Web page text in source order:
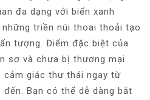
đa dạng với biển xanh
triền núi thoai thoải tạo
tượng. Điểm đặc biệt của
sơ và chưa bị thương mại
cảm giác thư thái ngay từ
Bạn có thể dễ dàng bắt